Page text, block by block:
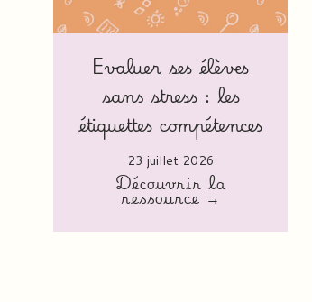
Evaluer ses élèves
sans stress : les
étiquettes compétences
23 juillet 2026
Découvrir la
ressource →